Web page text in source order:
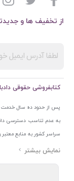
از تخفیف ها و
کتابفروشی حقوقی
پس از حدود ده سال خدمت
به عدم تناسب دسترسی
سراسر کشور به منابع
ای اختبار خدمتی جدید به